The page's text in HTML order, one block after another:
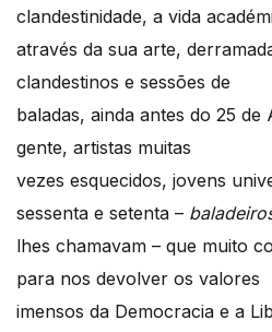
clandestinidade, a vida
através da sua arte,
clandestinos e sessões de
baladas, ainda antes do 25 de
gente, artistas muitas
vezes esquecidos, jovens
sessenta e setenta –
lhes chamavam – que muito
para nos devolver os valores
imensos da Democracia e a